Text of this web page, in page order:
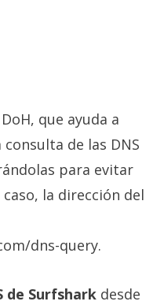
que ayuda a
de las DNS
para evitar
la dirección del
dns-query.
de Surfshark desde